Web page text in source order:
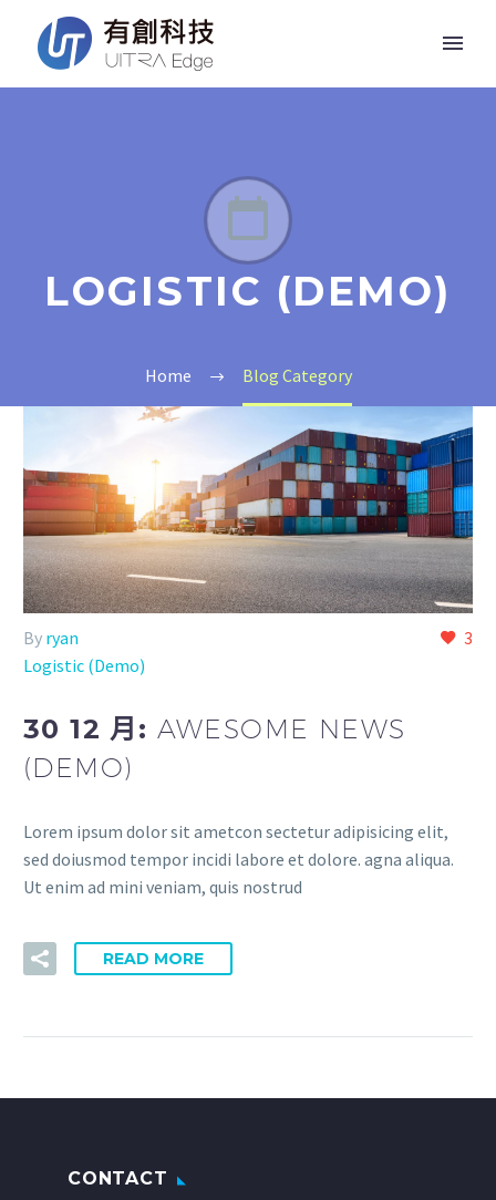


LOGISTIC (DEMO)
Home Blog Category
3
By ryan
Logistic (Demo)
30 12 月: AWESOME NEWS
(DEMO)
Lorem ipsum dolor sit ametcon sectetur adipisicing elit,
sed doiusmod tempor incidi labore et dolore. agna aliqua.
Ut enim ad mini veniam, quis nostrud
READ MORE
CONTACT